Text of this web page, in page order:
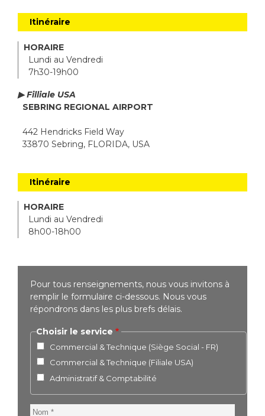
Itinéraire
HORAIRE
Lundi au Vendredi
7h30-19h00
▶ Filliale USA
SEBRING REGIONAL AIRPORT
442 Hendricks Field Way
33870 Sebring, FLORIDA, USA
Itinéraire
HORAIRE
Lundi au Vendredi
8h00-18h00
Pour tous renseignements, nous vous invitons à
remplir le formulaire ci-dessous. Nous vous
répondrons dans les plus brefs délais.
Choisir le service
Commercial & Technique (Siège Social - FR)
Commercial & Technique (Filiale USA)
Administratif & Comptabilité
Nom